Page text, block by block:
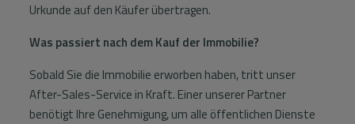
Urkunde auf den Käufer übertragen.
Was passiert nach dem Kauf der Immobilie?
Sobald Sie die Immobilie erworben haben, tritt unser
After-Sales-Service in Kraft. Einer unserer Partner
benötigt Ihre Genehmigung, um alle öffentlichen Dienste